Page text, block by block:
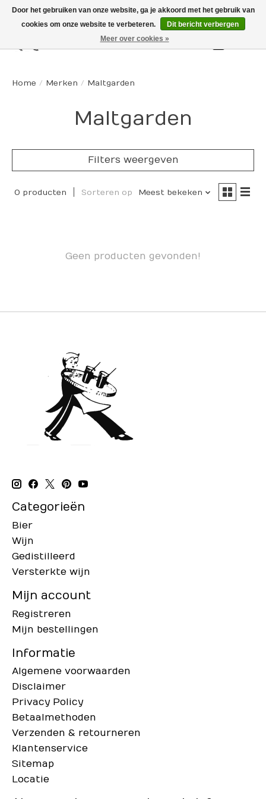
Home / Merken / Maltgarden
Maltgarden
Filters weergeven
0 producten Sorteren op Meest bekeken
Geen producten gevonden!
Categorieën
Bier
Wijn
Gedistilleerd
Versterkte wijn
Mijn account
Registreren
Mijn bestellingen
Informatie
Algemene voorwaarden
Disclaimer
Privacy Policy
Betaalmethoden
Verzenden & retourneren
Klantenservice
Sitemap
Locatie
Door het gebruiken van onze website, ga je akkoord met het gebruik van
cookies om onze website te verbeteren.
Dit bericht verbergen
Meer over cookies »